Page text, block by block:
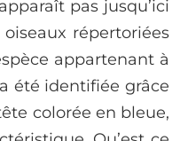
pas jusqu’ici
répertoriées
appartenant à
a été identifiée grâce
colorée en bleue,